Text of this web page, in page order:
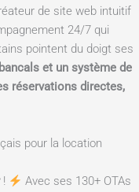
de site web intuitif
24/7 qui
pointent du doigt ses
et un système de
réservations directes,
pour la location
!
Avec ses 130+ OTAs